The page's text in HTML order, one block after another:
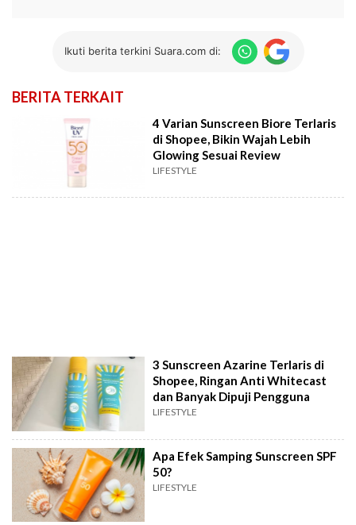
Ikuti berita terkini Suara.com di:
BERITA TERKAIT
4 Varian Sunscreen Biore Terlaris
di Shopee, Bikin Wajah Lebih
Glowing Sesuai Review
LIFESTYLE
3 Sunscreen Azarine Terlaris di
Shopee, Ringan Anti Whitecast
dan Banyak Dipuji Pengguna
LIFESTYLE
Apa Efek Samping Sunscreen SPF
50?
LIFESTYLE